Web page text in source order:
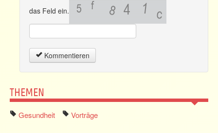
das Feld ein.
Kommentieren
THEMEN
Gesundheit Vorträge